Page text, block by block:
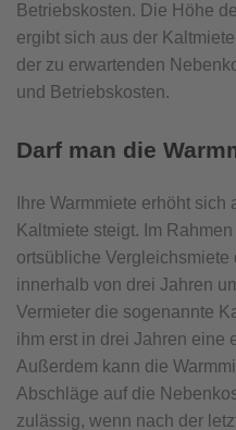
Betriebskosten. Die Höhe
ergibt sich aus der
der zu erwartenden
und Betriebskosten.
Darf man die
Ihre Warmmiete erhöht
Kaltmiete steigt. Im
ortsübliche Vergleichsmiete
innerhalb von drei Jahren
Vermieter die sogenannte
ihm erst in drei Jahren eine
Außerdem kann die
Abschläge auf die
zulässig, wenn nach der